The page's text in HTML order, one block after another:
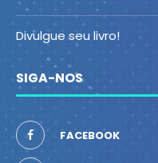
Divulgue seu livro!
SIGA-NOS
FACEBOOK